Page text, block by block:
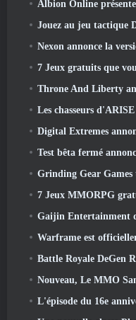
Albion Online présente deux fonctionnalités
Jouez au jeu tactique Dark
Nexon annonce la
7 Jeux gratuits que
Throne And Liberty annonce la
Les chasseurs d'ARISE viennent
Digital Extremes annonce
Test bêta fermé annoncé pour
Grinding Gear Games
7 Jeux MMORPG gratuits
Gaijin Entertainment dévoile Star
Warframe est officiellement
Battle Royale DeGen Rivals, basé sur Crazy Kart,
Nouveau, Le MMO Sandbox à
L'épisode du 16e anniversaire de Star Trek